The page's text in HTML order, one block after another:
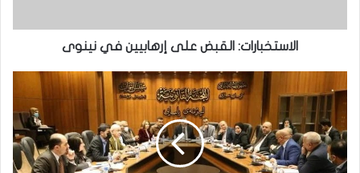
الاستخبارات: القبض على إرهابيين في نينوى
القانونية
تكشف
عن
موعد
تعديل